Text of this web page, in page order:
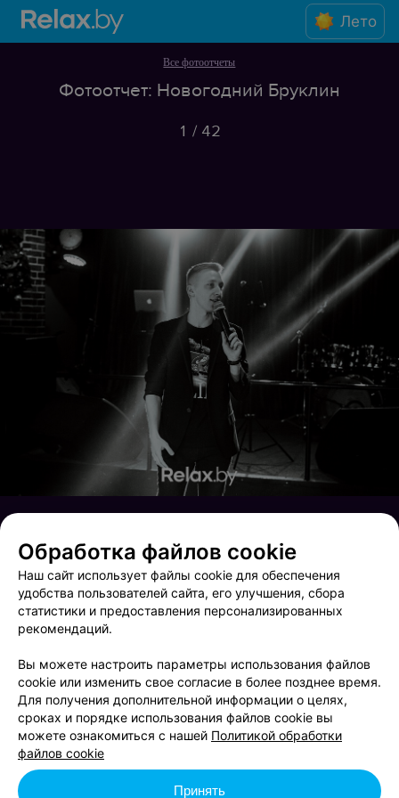
Лето
Все фотоотчеты
Фотоотчет: Новогодний Бруклин
1 / 42
Новогодний Бруклин Новогодний Бруклин
Обработка файлов cookie
Наш сайт использует файлы cookie для обеспечения
удобства пользователей сайта, его улучшения, сбора
статистики и предоставления персонализированных
рекомендаций.
Вы можете настроить параметры использования файлов
cookie или изменить свое согласие в более позднее время.
Для получения дополнительной информации о целях,
сроках и порядке использования файлов cookie вы
можете ознакомиться с нашей Политикой обработки
файлов cookie
Принять